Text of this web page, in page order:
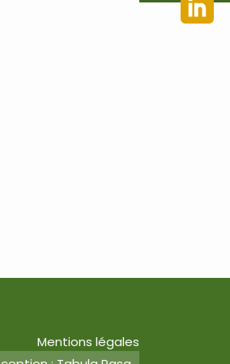
Mentions légales